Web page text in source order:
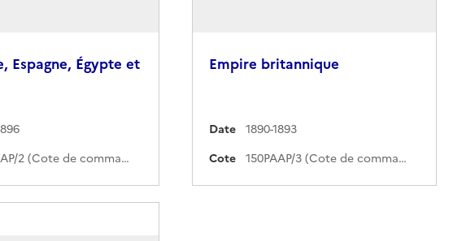
Espagne, Égypte et
150PAAP/2 (Cote de commande)
Empire britannique
Date
1890-1893
Cote
150PAAP/3 (Cote de commande)